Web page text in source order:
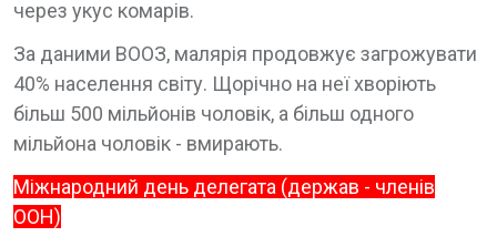
через укус комарів.
За даними ВООЗ, малярія продовжує загрожувати
40% населення світу. Щорічно на неї хворіють
більш 500 мільйонів чоловік, а більш одного
мільйона чоловік - вмирають.
Міжнародний день делегата (держав - членів
ООН)